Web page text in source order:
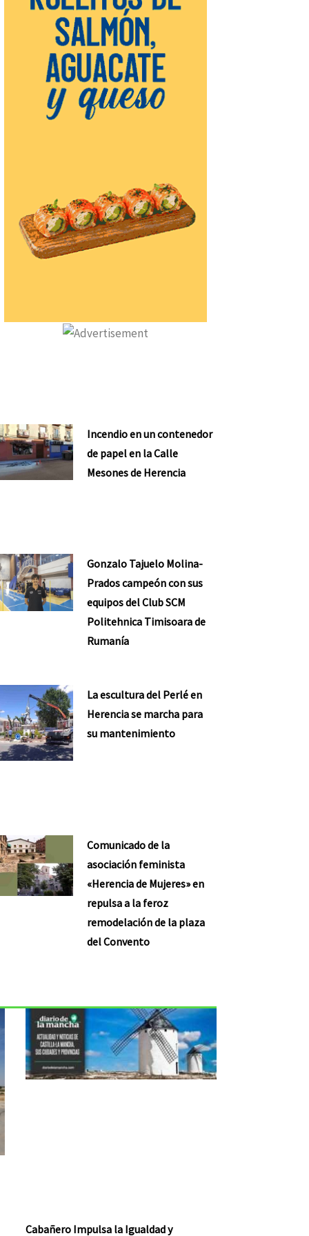
Incendio en un contenedor
de papel en la Calle
Mesones de Herencia
Gonzalo Tajuelo Molina-
Prados campeón con sus
equipos del Club SCM
Politehnica Timisoara de
Rumanía
La escultura del Perlé en
Herencia se marcha para
su mantenimiento
Comunicado de la
asociación feminista
«Herencia de Mujeres» en
repulsa a la feroz
remodelación de la plaza
del Convento
Cabañero Impulsa la Igualdad y